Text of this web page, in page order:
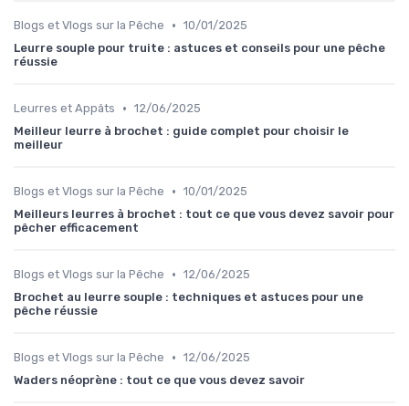
Blogs et Vlogs sur la Pêche • 10/01/2025
Leurre souple pour truite : astuces et conseils pour une pêche
réussie
Leurres et Appâts • 12/06/2025
Meilleur leurre à brochet : guide complet pour choisir le
meilleur
Blogs et Vlogs sur la Pêche • 10/01/2025
Meilleurs leurres à brochet : tout ce que vous devez savoir pour
pêcher efficacement
Blogs et Vlogs sur la Pêche • 12/06/2025
Brochet au leurre souple : techniques et astuces pour une
pêche réussie
Blogs et Vlogs sur la Pêche • 12/06/2025
Waders néoprène : tout ce que vous devez savoir